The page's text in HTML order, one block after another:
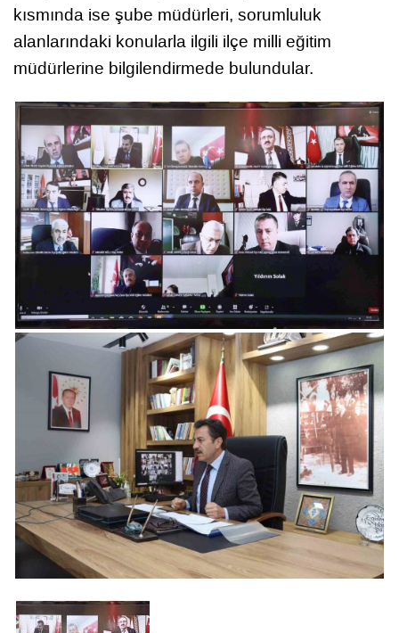
kısmında ise şube müdürleri, sorumluluk
alanlarındaki konularla ilgili ilçe milli eğitim
müdürlerine bilgilendirmede bulundular.